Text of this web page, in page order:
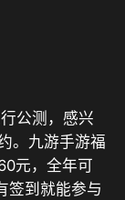
公测，感兴
。 九游手游福
元，全年可
签到就能参与